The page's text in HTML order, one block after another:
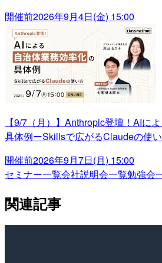
開催前2026年9月4日(金) 15:00
【9/7（月）】Anthropic登壇！AIに
具体例ーSkillsで広がるClaudeの使
開催前2026年9月7日(月) 15:00
セミナー一覧会社説明会一覧勉強会
関連記事